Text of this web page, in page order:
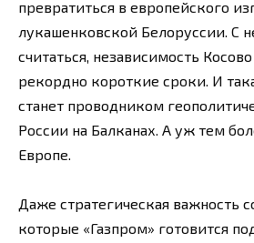
превратиться в европейского
лукашенковской Белоруссии. С
считаться, независимость
рекордно короткие сроки. И
станет проводником
России на Балканах. А уж тем
Европе.
Даже стратегическая важность
которые «Газпром» готовится